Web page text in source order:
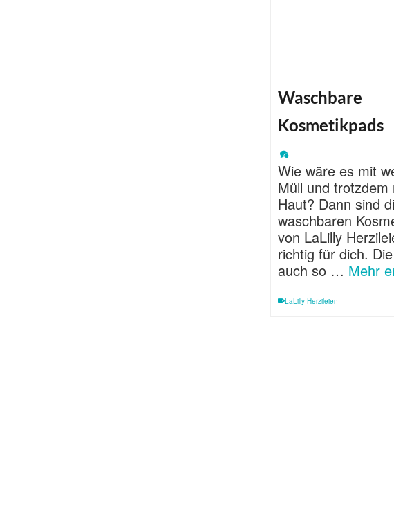
Waschbare
Kosmetikpads
Wie wäre es mit
Müll und trotzdem
Haut? Dann sind
waschbaren
von LaLilly
richtig für dich.
auch so … Mehr
LaLilly Herzileien